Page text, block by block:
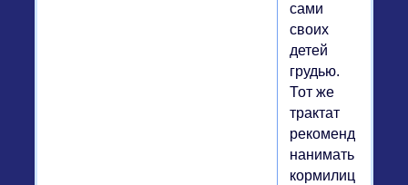
сами
своих
детей
грудью.
Тот же
трактат
рекомендовал
нанимать
кормилицу